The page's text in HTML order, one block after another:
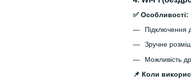
✅ Особливості:
Підключення
Зручне
Можливість
📌 Коли